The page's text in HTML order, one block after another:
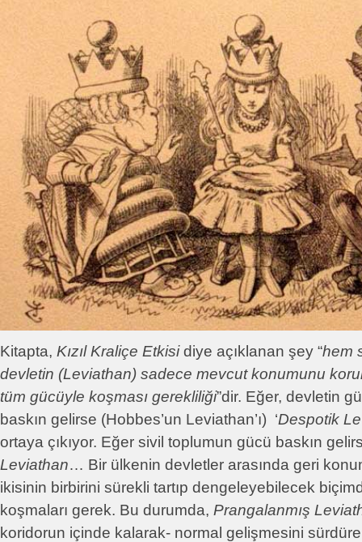
Kitapta, Kızıl Kraliçe Etkisidiye açıklanan şey “hem
devletin (Leviathan) sadece mevcut konumunu
tüm gücüyle koşması gerekliliği”dir. Eğer, devletin
baskın gelirse (Hobbes’un Leviathan’ı) ‘Despotik
ortaya çıkıyor. Eğer sivil toplumun gücü baskın
Leviathan… Bir ülkenin devletler arasında geri
ikisinin birbirini sürekli tartıp dengeleyebilecek
koşmaları gerek. Bu durumda, Prangalanmış
koridorun içinde kalarak- normal gelişmesini